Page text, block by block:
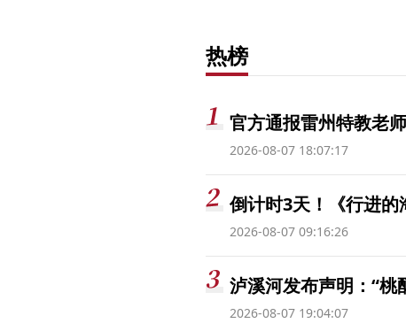
热榜
官方通报雷州特教老
2026-08-07 18:07:17
倒计时3天！《行进的
2026-08-07 09:16:26
泸溪河发布声明：“桃
2026-08-07 19:04:07